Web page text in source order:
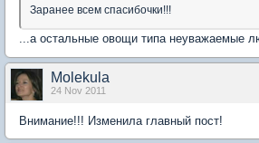
Заранее всем спасибочки!!!
...а остальные овощи типа неуважаемые
Molekula
24 Nov 2011
Внимание!!! Изменила главный пост!